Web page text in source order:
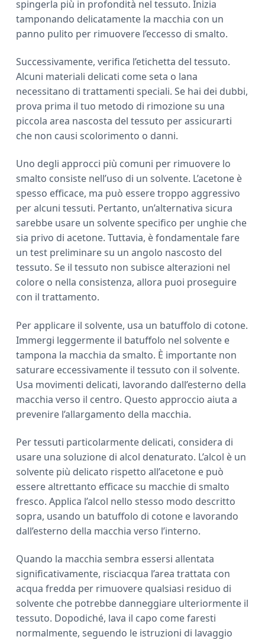
spingerla più in profondità nel tessuto. Inizia
tamponando delicatamente la macchia con un
panno pulito per rimuovere l’eccesso di smalto.
Successivamente, verifica l’etichetta del tessuto.
Alcuni materiali delicati come seta o lana
necessitano di trattamenti speciali. Se hai dei dubbi,
prova prima il tuo metodo di rimozione su una
piccola area nascosta del tessuto per assicurarti
che non causi scolorimento o danni.
Uno degli approcci più comuni per rimuovere lo
smalto consiste nell’uso di un solvente. L’acetone è
spesso efficace, ma può essere troppo aggressivo
per alcuni tessuti. Pertanto, un’alternativa sicura
sarebbe usare un solvente specifico per unghie che
sia privo di acetone. Tuttavia, è fondamentale fare
un test preliminare su un angolo nascosto del
tessuto. Se il tessuto non subisce alterazioni nel
colore o nella consistenza, allora puoi proseguire
con il trattamento.
Per applicare il solvente, usa un batuffolo di cotone.
Immergi leggermente il batuffolo nel solvente e
tampona la macchia da smalto. È importante non
saturare eccessivamente il tessuto con il solvente.
Usa movimenti delicati, lavorando dall’esterno della
macchia verso il centro. Questo approccio aiuta a
prevenire l’allargamento della macchia.
Per tessuti particolarmente delicati, considera di
usare una soluzione di alcol denaturato. L’alcol è un
solvente più delicato rispetto all’acetone e può
essere altrettanto efficace su macchie di smalto
fresco. Applica l’alcol nello stesso modo descritto
sopra, usando un batuffolo di cotone e lavorando
dall’esterno della macchia verso l’interno.
Quando la macchia sembra essersi allentata
significativamente, risciacqua l’area trattata con
acqua fredda per rimuovere qualsiasi residuo di
solvente che potrebbe danneggiare ulteriormente il
tessuto. Dopodiché, lava il capo come faresti
normalmente, seguendo le istruzioni di lavaggio